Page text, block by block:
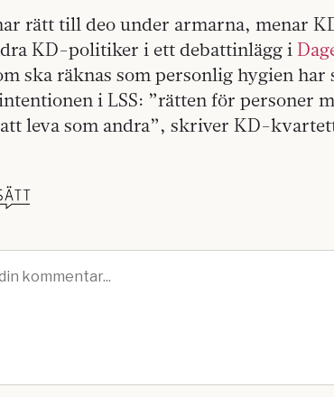
rätt till deo under armarna, menar
KD-politiker i ett debattinlägg i
ska räknas som personlig hygien har
i LSS: ”rätten för personer
leva som andra”, skriver KD-